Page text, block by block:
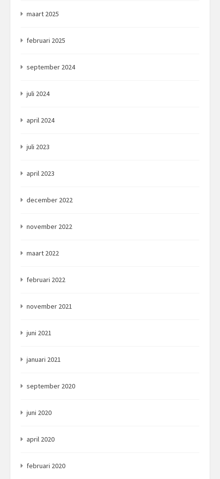
maart 2025
februari 2025
september 2024
juli 2024
april 2024
juli 2023
april 2023
december 2022
november 2022
maart 2022
februari 2022
november 2021
juni 2021
januari 2021
september 2020
juni 2020
april 2020
februari 2020